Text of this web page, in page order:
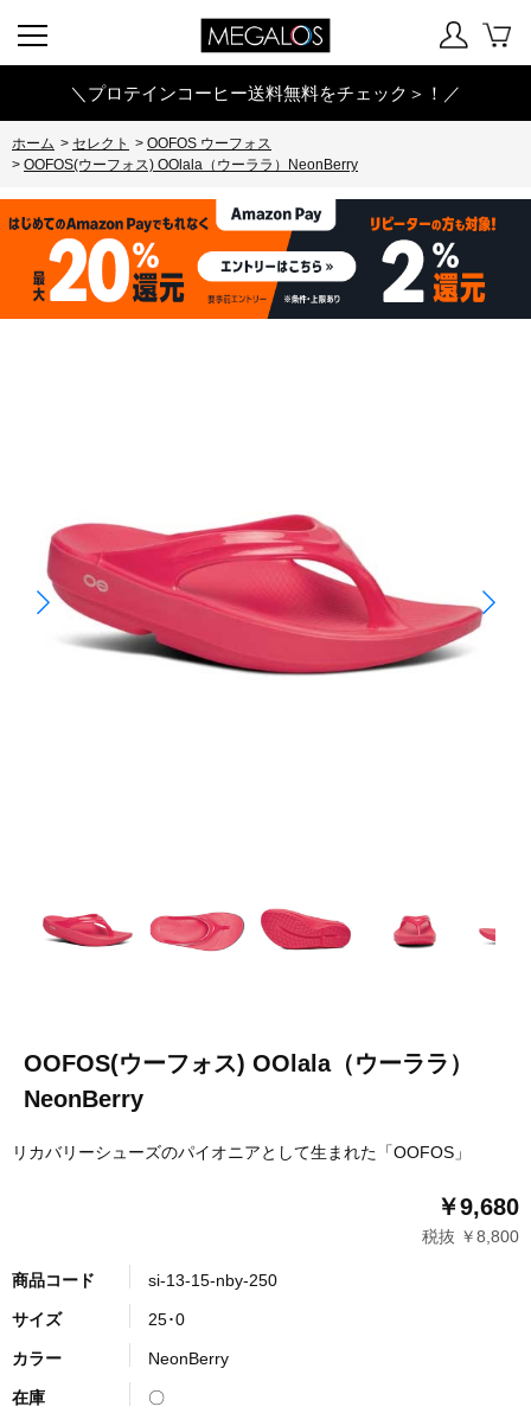
＼プロテインコーヒー送料無料をチェック＞！／
ホーム > セレクト > OOFOS ウーフォス
> OOFOS(ウーフォス) OOlala（ウーララ）NeonBerry
OOFOS(ウーフォス) OOlala（ウーララ）
NeonBerry
リカバリーシューズのパイオニアとして生まれた「OOFOS」
￥9,680
税抜 ￥8,800
商品コード si-13-15-nby-250
サイズ 25･0
カラー NeonBerry
在庫 〇